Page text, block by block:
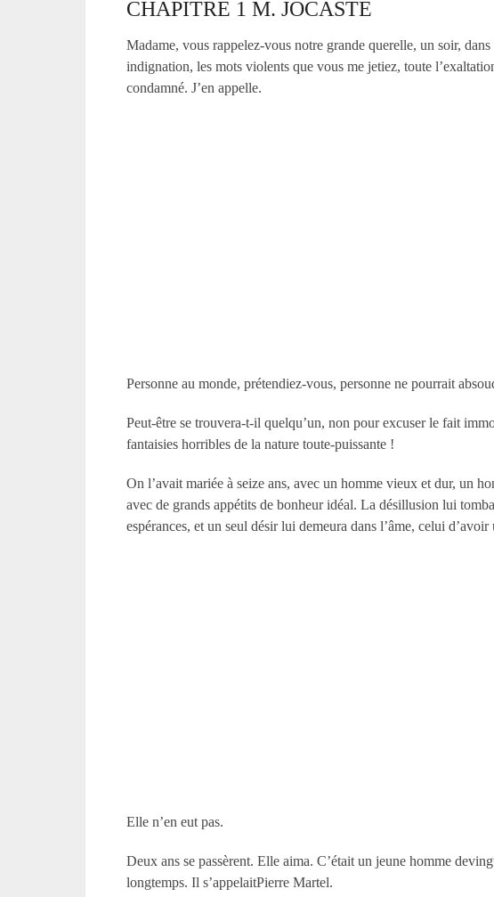
CHAPITRE 1 M. JOCASTE
Madame, vous rappelez-vous notre grande querelle, un soir,
indignation, les mots violents que vous me jetiez, toute
condamné. J’en appelle.
Personne au monde, prétendiez-vous, personne ne pourrait
Peut-être se trouvera-t-il quelqu’un, non pour excuser le fait
fantaisies horribles de la nature toute-puissante !
On l’avait mariée à seize ans, avec un homme vieux et dur, un
avec de grands appétits de bonheur idéal. La désillusion lui
espérances, et un seul désir lui demeura dans l’âme, celui
Elle n’en eut pas.
Deux ans se passèrent. Elle aima. C’était un jeune homme
longtemps. Il s’appelaitPierre Martel.